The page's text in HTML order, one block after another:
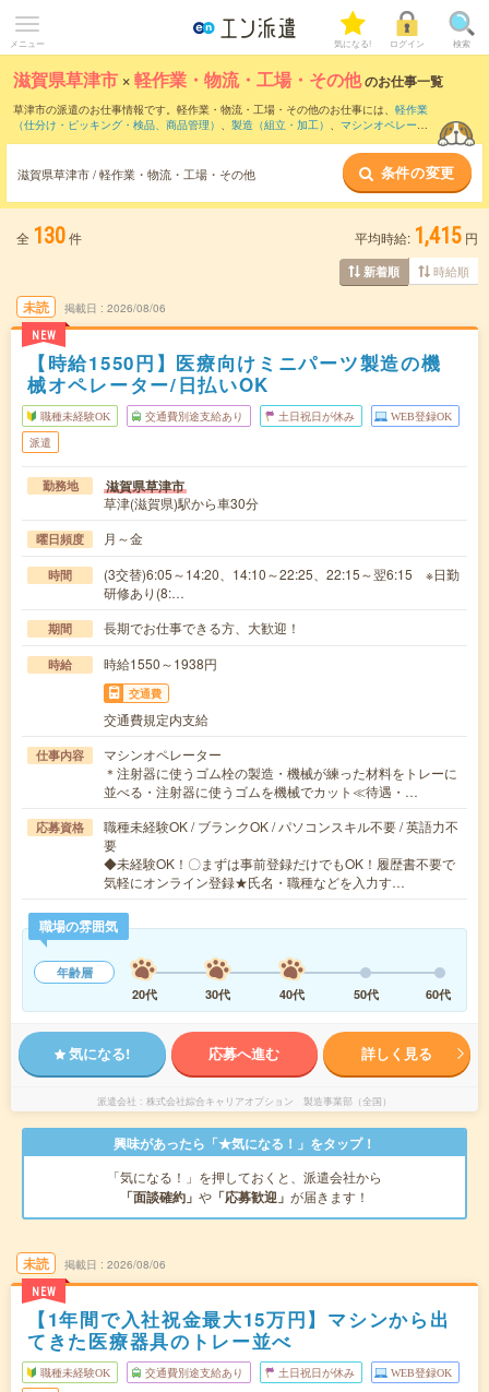
メニュー 気になる! ログイン 検索
滋賀県草津市 ×軽作業・物流・工場・その他のお仕事一覧
草津市の派遣のお仕事情報です。軽作業・物流・工場・その他のお仕事には、 軽作業
（仕分け・ピッキング・検品、商品管理） 、 製造（組立・加工） 、 マシンオペレータ
滋賀県草津市 / 軽作業・物流・工場・その他 条件の変更
全 130件 平均時給: 1,415 円
新着順 時給順
未読
NEW
掲載日 2026/08/06
【時給1550円】医療向けミニパーツ製造の機
械オペレーター/日払いOK
職種未経験OK 交通費別途支給あり 土日祝日が休み WEB登録OK
派遣
勤務地 滋賀県草津市
草津(滋賀県)駅から車30分
曜日頻度 月～金
時間
(3交替)6:05～14:20、14:10～22:25、22:15～翌6:15 ※日勤
研修あり(8:…
期間 長期でお仕事できる方、大歓迎！
時給 時給1550～1938円
交通費
交通費規定内支給
仕事内容
マシンオペレーター
＊注射器に使うゴム栓の製造・機械が練った材料をトレーに
並べる・注射器に使うゴムを機械でカット≪待遇・…
応募資格
職種未経験OK / ブランクOK / パソコンスキル不要 / 英語力不
要
◆未経験OK！〇まずは事前登録だけでもOK！履歴書不要で
気軽にオンライン登録★氏名・職種などを入力す…
職場の雰囲気
年齢層
20代
30代 40代 50代 60代
気になる! 応募へ進む 詳しく見る
派遣会社 株式会社綜合キャリアオプション 製造事業部（全国）
興味があったら「★気になる！」をタップ！
「気になる！」を押しておくと、派遣会社から
「面談確約」 や 「応募歓迎」 が届きます！
未読
NEW
掲載日 2026/08/06
【1年間で入社祝金最大15万円】マシンから出
てきた医療器具のトレー並べ
職種未経験OK 交通費別途支給あり 土日祝日が休み WEB登録OK